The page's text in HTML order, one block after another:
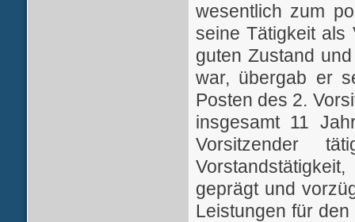
wesentlich zum
seine Tätigkeit als
guten Zustand
war, übergab er
Posten des 2.
insgesamt 11
Vorsitzender
geprägt und
Leistungen für